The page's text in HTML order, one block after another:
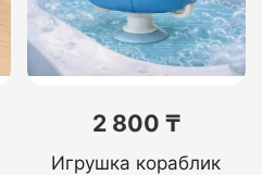
2 800 ₸
Игрушка кораблик